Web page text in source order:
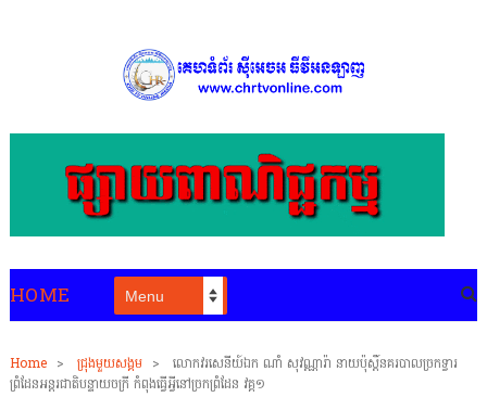
HOME
Home > ជ្រុងមួយសង្គម >
លោកវរសេនីយ៍ឯក ណាំ សុវណ្ណារ៉ា នាយប៉ុស្តិ៍នគរបាលច្រកទ្វារ
ព្រំដែនអន្តរជាតិបន្ទាយចក្រី កំពុងធ្វើអ្វីនៅច្រកព្រំដែន វគ្គ១